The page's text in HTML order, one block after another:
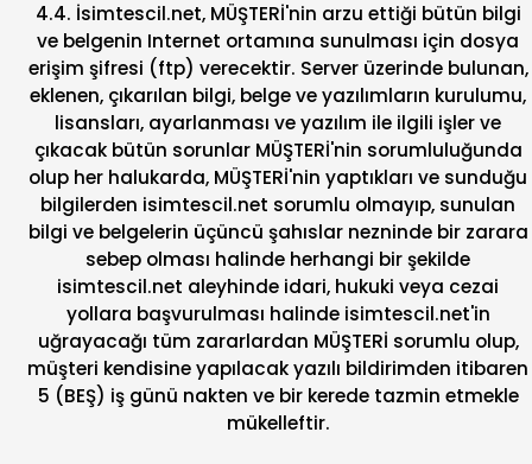
4.4. İsimtescil.net, MÜŞTERİ'nin arzu ettiği bütün bilgi
ve belgenin Internet ortamına sunulması için dosya
erişim şifresi (ftp) verecektir. Server üzerinde bulunan,
eklenen, çıkarılan bilgi, belge ve yazılımların kurulumu,
lisansları, ayarlanması ve yazılım ile ilgili işler ve
çıkacak bütün sorunlar MÜŞTERİ'nin sorumluluğunda
olup her halukarda, MÜŞTERİ'nin yaptıkları ve sunduğu
bilgilerden isimtescil.net sorumlu olmayıp, sunulan
bilgi ve belgelerin üçüncü şahıslar nezninde bir zarara
sebep olması halinde herhangi bir şekilde
isimtescil.net aleyhinde idari, hukuki veya cezai
yollara başvurulması halinde isimtescil.net'in
uğrayacağı tüm zararlardan MÜŞTERİ sorumlu olup,
müşteri kendisine yapılacak yazılı bildirimden itibaren
5 (BEŞ) iş günü nakten ve bir kerede tazmin etmekle
mükelleftir.